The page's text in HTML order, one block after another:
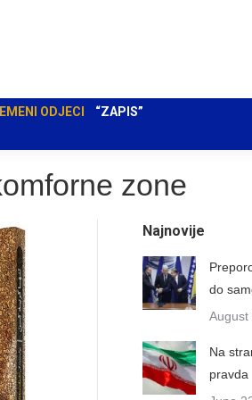
ODJECI “ZAPIS”
zone
Najnovije
do
August
Na
pravda
opens